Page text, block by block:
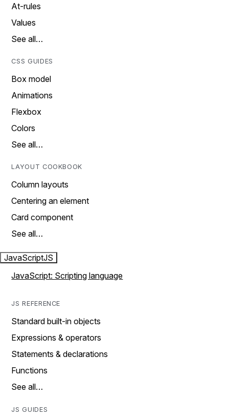
At-rules
Values
See all…
CSS GUIDES
Box model
Animations
Flexbox
Colors
See all…
LAYOUT COOKBOOK
Column layouts
Centering an element
Card component
See all…
JavaScriptJS
JavaScript: Scripting language
JS REFERENCE
Standard built-in objects
Expressions & operators
Statements & declarations
Functions
See all…
JS GUIDES